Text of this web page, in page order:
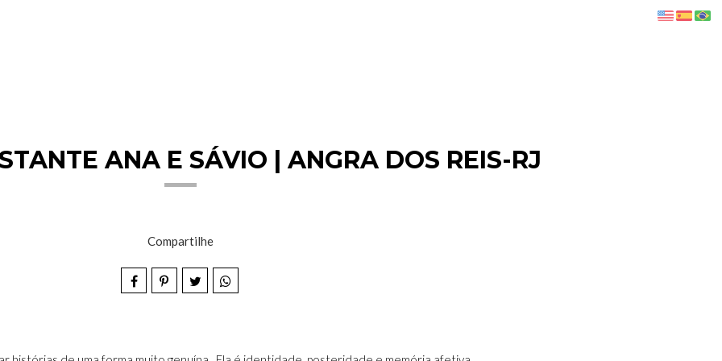
ANA E SÁVIO | ANGRA DOS REIS-RJ
Compartilhe